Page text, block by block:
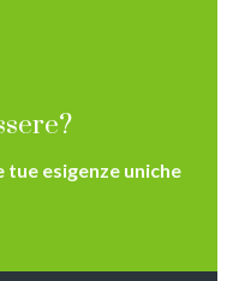
tue esigenze uniche